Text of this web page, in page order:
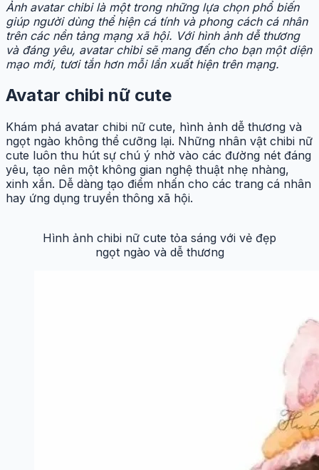
Ảnh avatar chibi là một trong những lựa chọn phổ biến
giúp người dùng thể hiện cá tính và phong cách cá nhân
trên các nền tảng mạng xã hội. Với hình ảnh dễ thương
và đáng yêu, avatar chibi sẽ mang đến cho bạn một diện
mạo mới, tươi tắn hơn mỗi lần xuất hiện trên mạng.
Avatar chibi nữ cute
Khám phá avatar chibi nữ cute, hình ảnh dễ thương và
ngọt ngào không thể cưỡng lại. Những nhân vật chibi nữ
cute luôn thu hút sự chú ý nhờ vào các đường nét đáng
yêu, tạo nên một không gian nghệ thuật nhẹ nhàng,
xinh xắn. Dễ dàng tạo điểm nhấn cho các trang cá nhân
hay ứng dụng truyền thông xã hội.
Hình ảnh chibi nữ cute tỏa sáng với vẻ đẹp
ngọt ngào và dễ thương